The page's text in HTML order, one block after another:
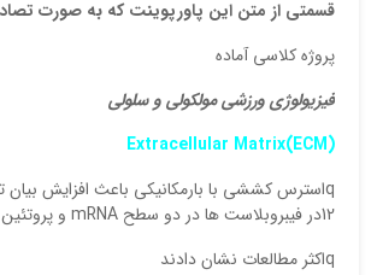
قسمتی از متن این پاورپوینت که به صورت
پروژه کلاسی آماده
فیزیولوژی ورزشی مولکولی و سلولی
Extracellular Matrix(ECM)
12در فیبروبلاست ها در دو سطح mRNA و پروتئین می شود.
qاکثر مطالعات نشان دادند